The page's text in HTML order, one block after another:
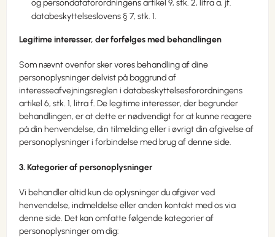
og persondataforordningens artikel 9, stk. 2, litra a, jf.
databeskyttelseslovens § 7, stk. 1.
Legitime interesser, der forfølges med behandlingen
Som nævnt ovenfor sker vores behandling af dine
personoplysninger delvist på baggrund af
interesseafvejningsreglen i databeskyttelsesforordningens
artikel 6, stk. 1, litra f. De legitime interesser, der begrunder
behandlingen, er at dette er nødvendigt for at kunne reagere
på din henvendelse, din tilmelding eller i øvrigt din afgivelse af
personoplysninger i forbindelse med brug af denne side.
3. Kategorier af personoplysninger
Vi behandler altid kun de oplysninger du afgiver ved
henvendelse, indmeldelse eller anden kontakt med os via
denne side. Det kan omfatte følgende kategorier af
personoplysninger om dig: